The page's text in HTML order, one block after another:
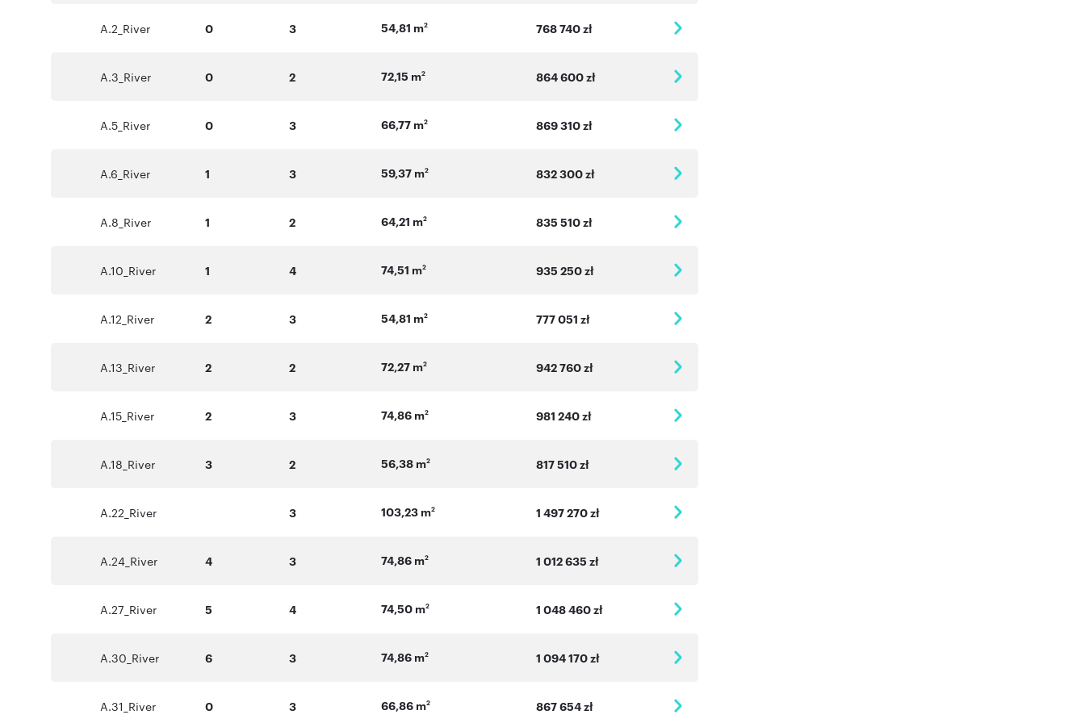
A.2_River 0 3 54,81 m2 768 740 zł
A.3_River 0 2 72,15 m2 864 600 zł
A.5_River 0 3 66,77 m2 869 310 zł
A.6_River 1 3 59,37 m2 832 300 zł
A.8_River 1 2 64,21 m2 835 510 zł
A.10_River 1 4 74,51 m2 935 250 zł
A.12_River 2 3 54,81 m2 777 051 zł
A.13_River 2 2 72,27 m2 942 760 zł
A.15_River 2 3 74,86 m2 981 240 zł
A.18_River 3 2 56,38 m2 817 510 zł
A.22_River 3 103,23 m2 1 497 270 zł
A.24_River 4 3 74,86 m2 1 012 635 zł
A.27_River 5 4 74,50 m2 1 048 460 zł
A.30_River 6 3 74,86 m2 1 094 170 zł
A.31_River 0 3 66,86 m2 867 654 zł